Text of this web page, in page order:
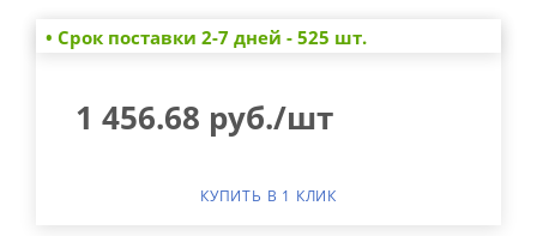
• Cрок поставки 2-7 дней - 525 шт.
1 456.68 руб./шт
КУПИТЬ В 1 КЛИК